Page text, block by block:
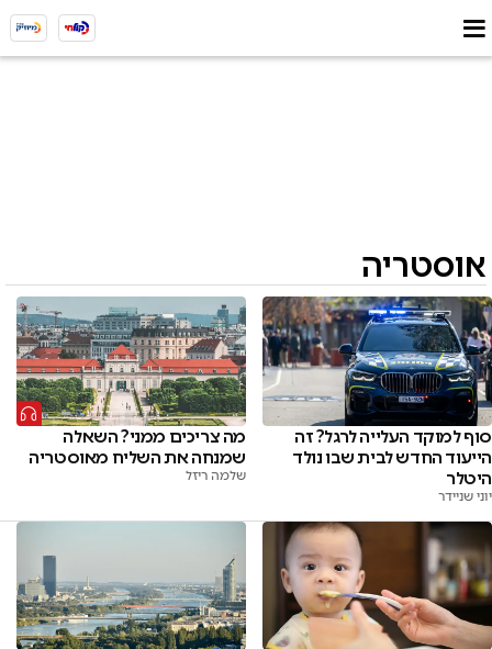
אוסטריה
סוף למוקד העלייה לרגל? זה
הייעוד החדש לבית שבו נולד
היטלר
יוני שניידר
מה צריכים ממני? השאלה
שמנחה את השליח מאוסטריה
שלמה ריזל